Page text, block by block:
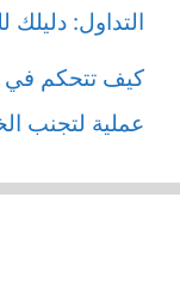
التداول:
كيف تتحكم في
عملية لتجنب